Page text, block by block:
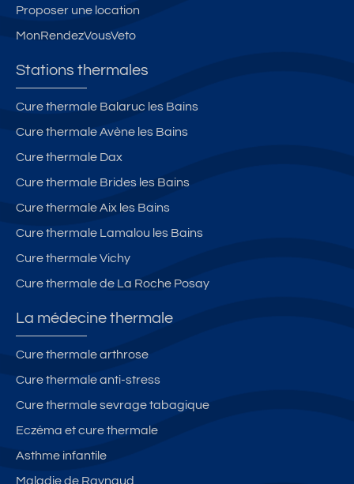
Proposer une location
MonRendezVousVeto
Stations thermales
Cure thermale Balaruc les Bains
Cure thermale Avène les Bains
Cure thermale Dax
Cure thermale Brides les Bains
Cure thermale Aix les Bains
Cure thermale Lamalou les Bains
Cure thermale Vichy
Cure thermale de La Roche Posay
La médecine thermale
Cure thermale arthrose
Cure thermale anti-stress
Cure thermale sevrage tabagique
Eczéma et cure thermale
Asthme infantile
Maladie de Raynaud